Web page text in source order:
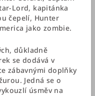
Lord, kapitánka
čepelí, Hunter
jako zombie.
důkladně
se dodává v
zábavnými doplňky
Jedná se o
úsměv na